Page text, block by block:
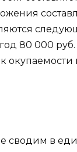
80 000
окупаемости
сводим в